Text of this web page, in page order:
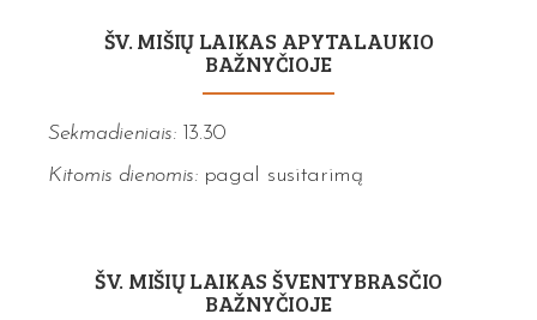
ŠV. MIŠIŲ LAIKAS APYTALAUKIO
BAŽNYČIOJE
Sekmadieniais: 13.30
Kitomis dienomis: pagal susitarimą
ŠV. MIŠIŲ LAIKAS ŠVENTYBRASČIO
BAŽNYČIOJE